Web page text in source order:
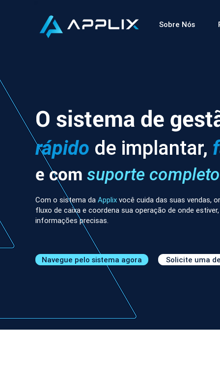
Sobre Nós
Com o sistema da Applix você cuida das suas vendas,
fluxo de caixa e coordena sua operação de onde
informações precisas.
Navegue pelo sistema agora Solicite uma
O sistema de
rápido de implantar,
e com suporte completo